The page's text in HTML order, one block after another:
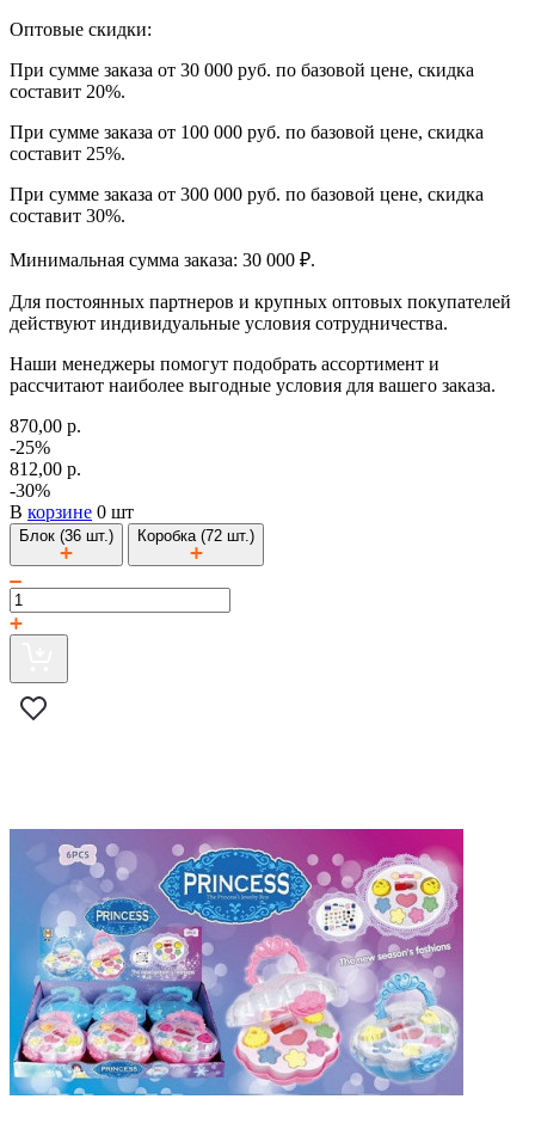
Оптовые скидки:
При сумме заказа от 30 000 руб. по базовой цене, скидка
составит 20%.
При сумме заказа от 100 000 руб. по базовой цене, скидка
составит 25%.
При сумме заказа от 300 000 руб. по базовой цене, скидка
составит 30%.
Минимальная сумма заказа: 30 000 ₽.
Для постоянных партнеров и крупных оптовых покупателей
действуют индивидуальные условия сотрудничества.
Наши менеджеры помогут подобрать ассортимент и
рассчитают наиболее выгодные условия для вашего заказа.
870,00 р.
-25%
812,00 р.
-30%
В корзине 0 шт
Блок (36 шт.) Коробка (72 шт.)